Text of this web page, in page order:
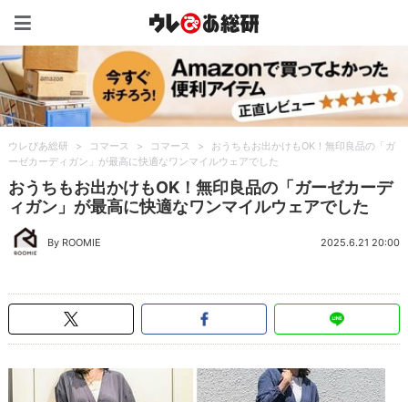
ウレぴあ総研 > コマース > コマース >
おうちもお出かけもOK！無印良品の「ガ
ーゼカーディガン」が最高に快適なワンマイルウェアでした
おうちもお出かけもOK！無印良品の「ガーゼカーデ
ィガン」が最高に快適なワンマイルウェアでした
By ROOMIE 2025.6.21 20:00